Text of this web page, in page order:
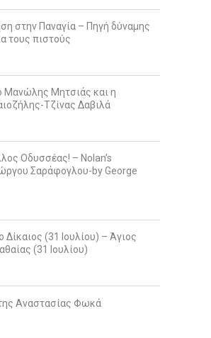
στην Παναγία – Πηγή δύναμης
τους πιστούς
Μανώλης Μητσιάς και η
Τζίνας Δαβιλά
Οδυσσέας! – Nolan’s
Σαράφογλου-by George
Δίκαιος (31 Ιουλίου) – Άγιος
(31 Ιουλίου)
της Αναστασίας Φωκά